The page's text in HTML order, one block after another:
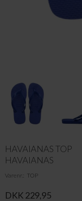
HAVAIANAS TOP
HAVAIANAS
Varenr. TOP
DKK 229,95